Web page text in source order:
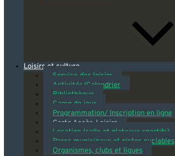
Loisirs et culture
Service des loisirs
Activités/Calendrier
Bibliothèque
Camp de jour
Programmation/ Inscription en ligne
Carte Accès-Loisirs
Location (salle et plateaux sportifs)
Parcs municipaux et pistes cyclables
Organismes, clubs et ligues